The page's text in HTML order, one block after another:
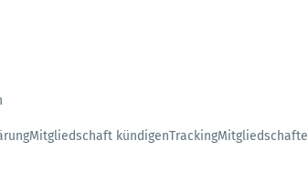
Mitgliedschaft kündigenTracking